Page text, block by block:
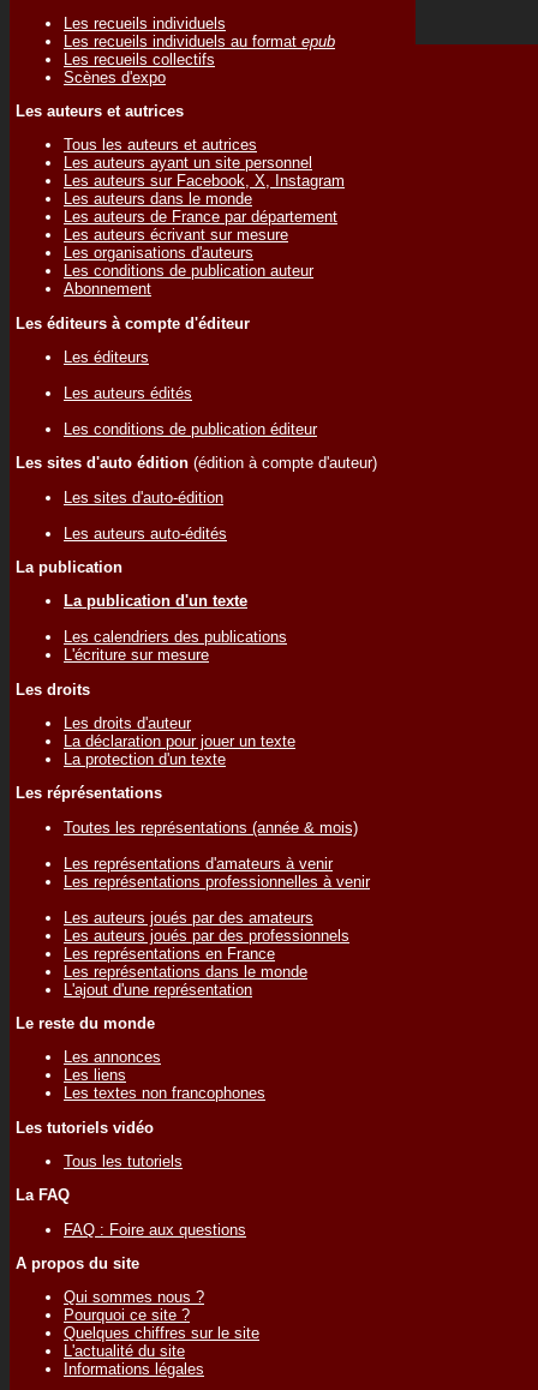
Les recueils individuels
Les recueils individuels au format epub
Les recueils collectifs
Scènes d'expo
Les auteurs et autrices
Tous les auteurs et autrices
Les auteurs ayant un site personnel
Les auteurs sur Facebook, X, Instagram
Les auteurs dans le monde
Les auteurs de France par département
Les auteurs écrivant sur mesure
Les organisations d'auteurs
Les conditions de publication auteur
Abonnement
Les éditeurs à compte d'éditeur
Les éditeurs
Les auteurs édités
Les conditions de publication éditeur
Les sites d'auto édition (édition à compte d'auteur)
Les sites d'auto-édition
Les auteurs auto-édités
La publication
La publication d'un texte
Les calendriers des publications
L'écriture sur mesure
Les droits
Les droits d'auteur
La déclaration pour jouer un texte
La protection d'un texte
Les réprésentations
Toutes les représentations (année & mois)
Les représentations d'amateurs à venir
Les représentations professionnelles à venir
Les auteurs joués par des amateurs
Les auteurs joués par des professionnels
Les représentations en France
Les représentations dans le monde
L'ajout d'une représentation
Le reste du monde
Les annonces
Les liens
Les textes non francophones
Les tutoriels vidéo
Tous les tutoriels
La FAQ
FAQ : Foire aux questions
A propos du site
Qui sommes nous ?
Pourquoi ce site ?
Quelques chiffres sur le site
L'actualité du site
Informations légales